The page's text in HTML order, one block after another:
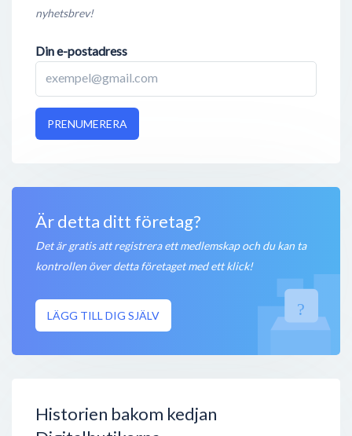
nyhetsbrev!
Din e-postadress
PRENUMERERA
Är detta ditt företag?
Det är gratis att registrera ett medlemskap och du kan ta
kontrollen över detta företaget med ett klick!
LÄGG TILL DIG SJÄLV
Historien bakom kedjan